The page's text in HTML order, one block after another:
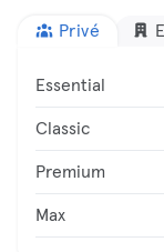
Privé
Essential
Classic
Premium
Max